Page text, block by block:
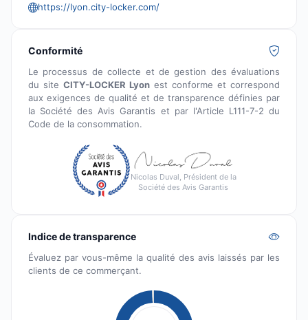
https://lyon.city-locker.com/
Conformité
Le processus de collecte et de gestion des évaluations
du site CITY-LOCKER Lyon est conforme et correspond
aux exigences de qualité et de transparence définies par
la Société des Avis Garantis et par l'Article L111-7-2 du
Code de la consommation.
Nicolas Duval, Président de la
Société des Avis Garantis
Indice de transparence
Évaluez par vous-même la qualité des avis laissés par les
clients de ce commerçant.